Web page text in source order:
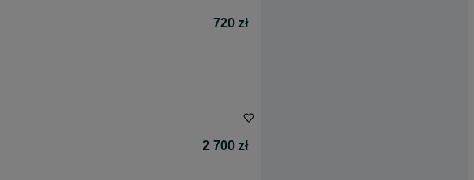
720 zł
2 700 zł